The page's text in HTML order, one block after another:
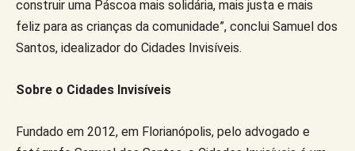
construir uma Páscoa mais solidária, mais justa e mais
feliz para as crianças da comunidade”, conclui Samuel dos
Santos, idealizador do Cidades Invisíveis.
Sobre o Cidades Invisíveis
Fundado em 2012, em Florianópolis, pelo advogado e